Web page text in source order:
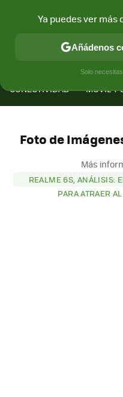
CONECTIVIDAD MÓVIL Y
Foto de
Más
REALME 6S, ANÁLISIS:
PARA ATRAER
Ya puedes ver más
Añádenos
Solo